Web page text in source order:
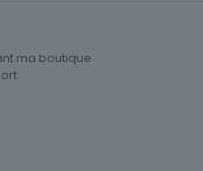
ma boutique